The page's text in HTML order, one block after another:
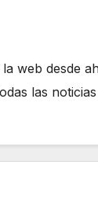
web desde
las